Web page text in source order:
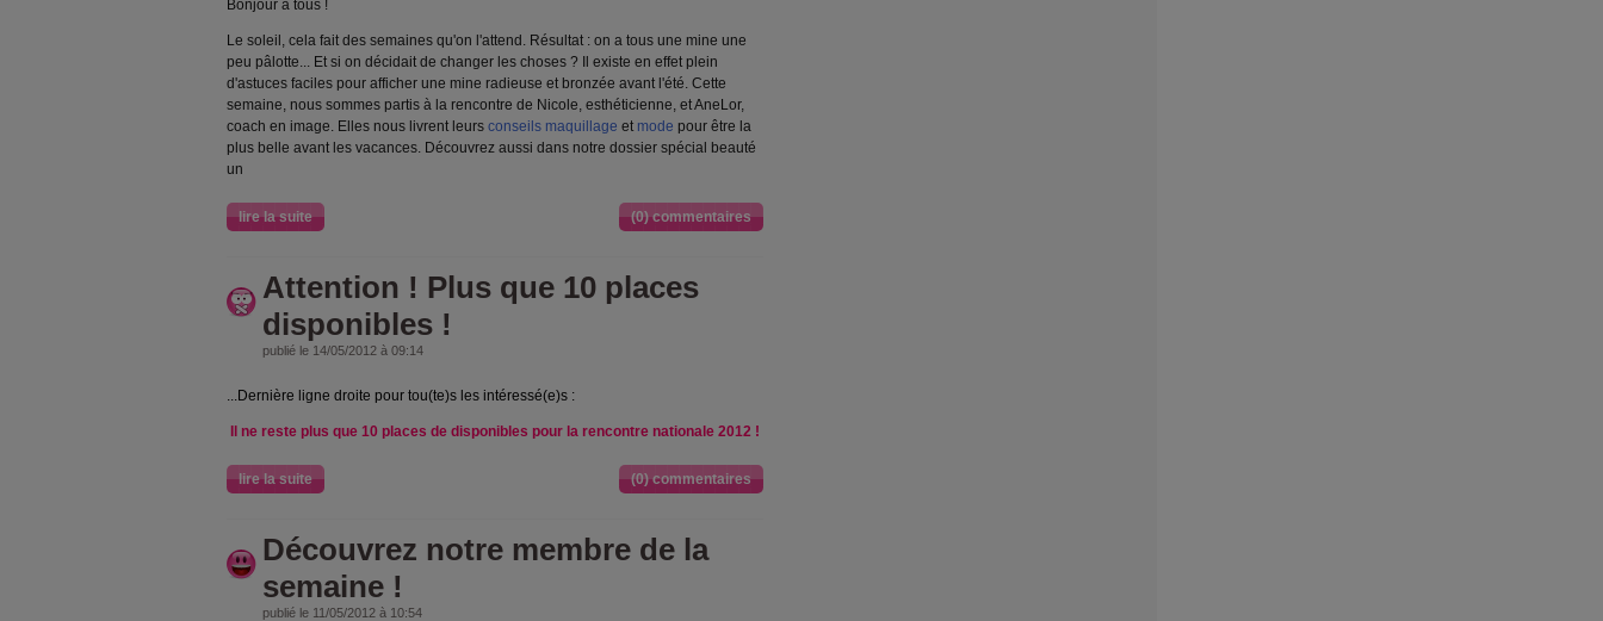
Bonjour à tous !
Le soleil, cela fait des semaines qu'on l'attend. Résultat : on a tous une mine une
peu pâlotte... Et si on décidait de changer les choses ? Il existe en effet plein
d'astuces faciles pour afficher une mine radieuse et bronzée avant l'été. Cette
semaine, nous sommes partis à la rencontre de Nicole, esthéticienne, et AneLor,
coach en image. Elles nous livrent leurs conseils maquillage et mode pour être la
plus belle avant les vacances. Découvrez aussi dans notre dossier spécial beauté
un
lire la suite (0) commentaires
Attention ! Plus que 10 places
disponibles !
publié le 14/05/2012 à 09:14
...Dernière ligne droite pour tou(te)s les intéressé(e)s :
Il ne reste plus que 10 places de disponibles pour la rencontre nationale 2012 !
lire la suite (0) commentaires
Découvrez notre membre de la
semaine !
publié le 11/05/2012 à 10:54